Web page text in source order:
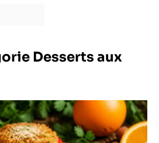
Desserts aux